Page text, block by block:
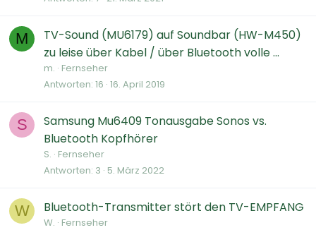
M
TV-Sound (MU6179) auf Soundbar (HW-M450)
zu leise über Kabel / über Bluetooth volle ...
m. Fernseher
Antworten 16 16. April 2019
S
Samsung Mu6409 Tonausgabe Sonos vs.
Bluetooth Kopfhörer
S. Fernseher
Antworten 3 5. März 2022
W Bluetooth-Transmitter stört den TV-EMPFANG
W. Fernseher